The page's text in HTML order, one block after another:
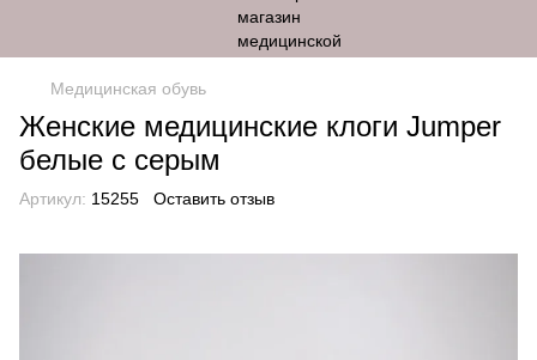
Медицинская обувь
Женские медицинские клоги Jumper
белые с серым
Артикул: 15255 Оставить отзыв